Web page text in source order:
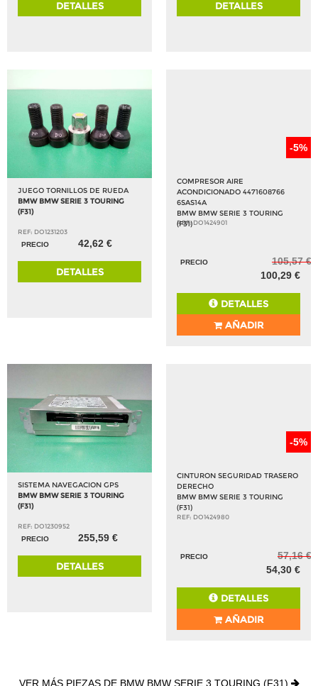
DETALLES DETALLES
JUEGO TORNILLOS DE RUEDA
BMW BMW SERIE 3 TOURING
(F31)
REF: DO1231203
PRECIO
42,62 €
DETALLES
-5%
COMPRESOR AIRE
ACONDICIONADO 4471608766
6SAS14A
BMW BMW SERIE 3 TOURING
(F31)
REF: DO1424901
PRECIO
105,57 €
100,29 €
DETALLES
AÑADIR
SISTEMA NAVEGACION GPS
BMW BMW SERIE 3 TOURING
(F31)
REF: DO1230952
PRECIO
255,59 €
DETALLES
-5%
CINTURON SEGURIDAD TRASERO
DERECHO
BMW BMW SERIE 3 TOURING
(F31)
REF: DO1424980
PRECIO
57,16 €
54,30 €
DETALLES
AÑADIR
VER MÁS PIEZAS DE BMW BMW SERIE 3 TOURING (F31)